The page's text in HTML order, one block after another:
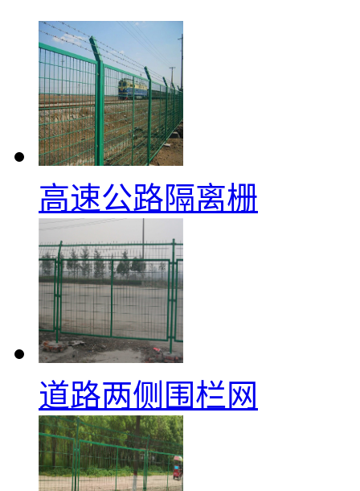
高速公路隔离栅
道路两侧围栏网